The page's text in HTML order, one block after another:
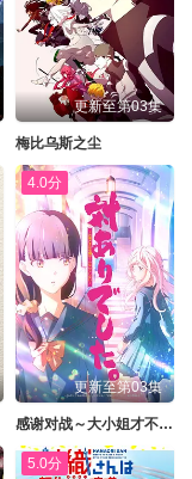
更新至第03集
梅比乌斯之尘
4.0分
更新至第03集
感谢对战～大小姐才不玩格斗游戏～
5.0分